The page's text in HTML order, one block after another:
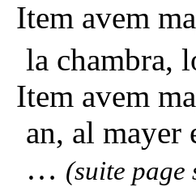
Item avem
la chambra,
Item avem
an, al mayer
… (suite page